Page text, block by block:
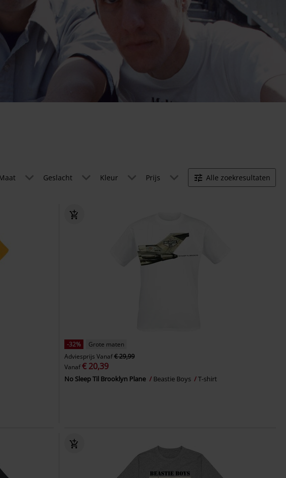
Geslacht Kleur Prijs Alle zoekresultaten
-32%
Grote maten
Adviesprijs Vanaf€ 29,99
Vanaf€ 20,39
No Sleep Til Brooklyn Plane Beastie Boys T-shirt